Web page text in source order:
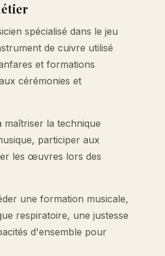
spécialisé dans le jeu
de cuivre utilisé
et formations
cérémonies et
maîtriser la technique
participer aux
les œuvres lors des
une formation musicale,
respiratoire, une justesse
d'ensemble pour